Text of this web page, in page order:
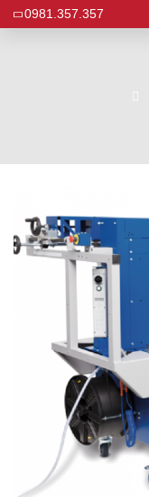
0981.357.357